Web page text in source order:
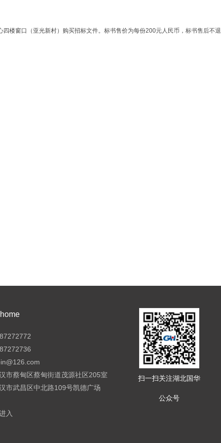
楼窗口（亚光新村）购买招标文件。标书售价为每份200元人民币，标书售后不退
市蔡甸区蔡甸街道茂源社区205室
市武昌区中北路109号凯德广场
入
扫一扫关注湖北国华
公众号